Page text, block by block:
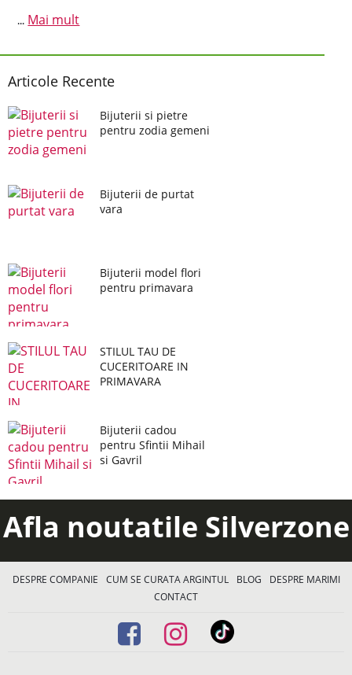
... Mai mult
Articole Recente
Bijuterii si pietre
pentru zodia gemeni
Bijuterii de purtat
vara
Bijuterii model flori
pentru primavara
STILUL TAU DE
CUCERITOARE IN
PRIMAVARA
Bijuterii cadou
pentru Sfintii Mihail
si Gavril
Afla noutatile Silverzone
DESPRE COMPANIE CUM SE CURATA ARGINTUL BLOG
DESPRE MARIMI
CONTACT